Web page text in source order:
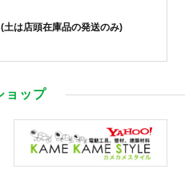
(土は店頭在庫品の発送のみ)
ョップ